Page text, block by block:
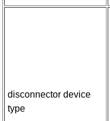
disconnector device
type